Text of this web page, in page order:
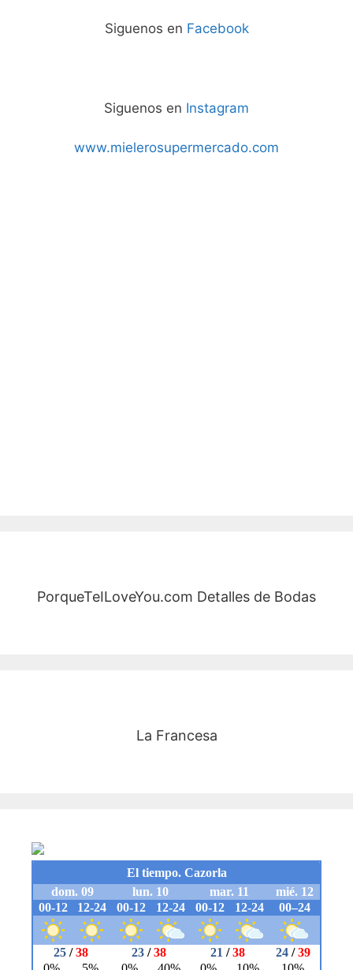
Siguenos en Facebook
Siguenos en Instagram
www.mielerosupermercado.com
PorqueTeILoveYou.com Detalles de Bodas
La Francesa